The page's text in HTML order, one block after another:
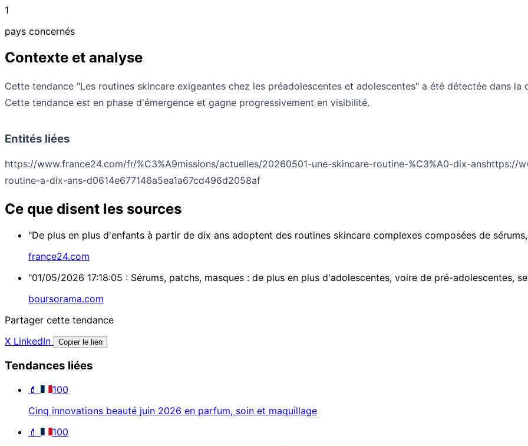
1
pays concernés
Contexte et analyse
Cette tendance "Les routines skincare exigeantes chez les préadolescentes et adolescentes" a été détectée dans
Cette tendance est en phase d'émergence et gagne progressivement en visibilité.
Entités liées
https://www.france24.com/fr/%C3%A9missions/actuelles/20260501-une-skincare-routine-%C3%A0-dix-anshttps://
routine-a-dix-ans-d0614e677146a5ea1a67cd496d2058af
Ce que disent les sources
"De plus en plus d'enfants à partir de dix ans adoptent des routines skincare complexes composées de
france24.com
"01/05/2026 17:18:05 : Sérums, patchs, masques : de plus en plus d'adolescentes, voire de pré-adolescentes,
boursorama.com
Partager cette tendance
X LinkedIn Copier le lien
Tendances liées
💄
100
Cinq innovations beauté juin 2026 en parfum, soin et maquillage
💄
100